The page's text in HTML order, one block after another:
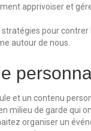
apprivoiser et
stratégies pour
autour de nous.
et un contenu
milieu de garde qui
organiser un